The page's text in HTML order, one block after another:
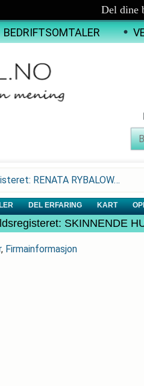
Del dine
BEDRIFTSOMTALER
RENATA RYBALOW…
DEL ERFARING KART
SKINNENDE
, Firmainformasjon